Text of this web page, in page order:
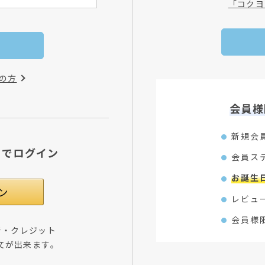
方
ログイン
クレジット
出来ます。
「コク
会員
新規会
会員ス
お誕生
レビュ
会員様